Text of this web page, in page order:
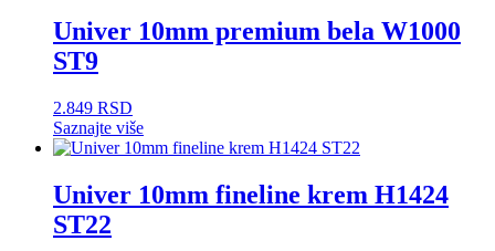
Univer 10mm premium bela W1000
ST9
2.849 RSD
Saznajte više
Univer 10mm fineline krem H1424
ST22